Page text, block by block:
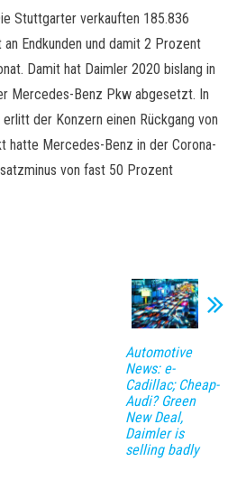
Stuttgarter verkauften 185.836
Endkunden und damit 2 Prozent
Damit hat Daimler 2020 bislang in
Mercedes-Benz Pkw abgesetzt. In
der Konzern einen Rückgang von
hatte Mercedes-Benz in der Corona-
von fast 50 Prozent
Automotive
News: e-
Cadillac; Cheap-
Audi? Green
New Deal,
Daimler is
selling badly